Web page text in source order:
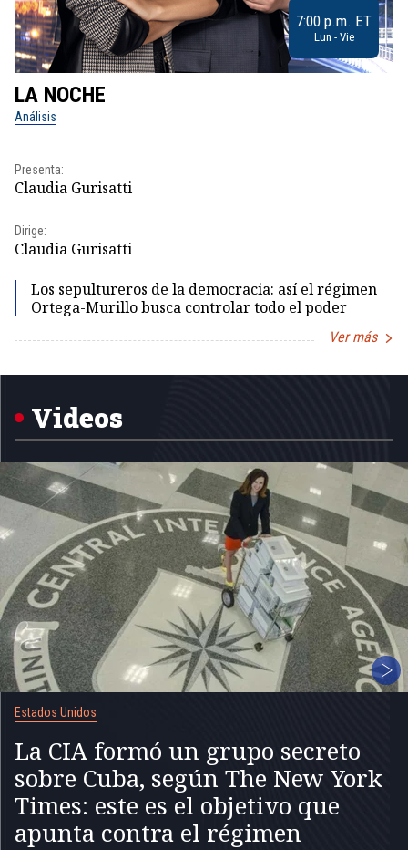
7:00 p.m. ET
Lun - Vie
LA NOCHE
Análisis
Presenta:
Claudia Gurisatti
Dirige:
Claudia Gurisatti
Los sepultureros de la democracia: así el régimen
Ortega-Murillo busca controlar todo el poder
Ver más
Videos
Estados Unidos
La CIA formó un grupo secreto
sobre Cuba, según The New York
Times: este es el objetivo que
apunta contra el régimen